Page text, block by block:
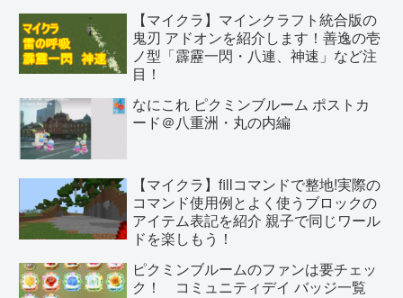
【マイクラ】マインクラフト統合版の
鬼刃 アドオンを紹介します！善逸の壱
ノ型「霹靂一閃・八連、神速」など注
目！
なにこれ ピクミンブルーム ポストカ
ード＠八重洲・丸の内編
【マイクラ】fillコマンドで整地!実際の
コマンド使用例とよく使うブロックの
アイテム表記を紹介 親子で同じワール
ドを楽しもう！
ピクミンブルームのファンは要チェッ
ク！ コミュニティデイ バッジ一覧